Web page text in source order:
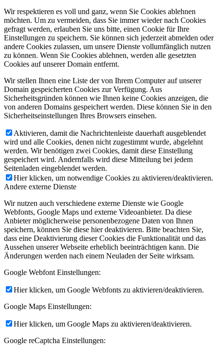
Wir respektieren es voll und ganz, wenn Sie Cookies ablehnen
möchten. Um zu vermeiden, dass Sie immer wieder nach Cookies
gefragt werden, erlauben Sie uns bitte, einen Cookie für Ihre
Einstellungen zu speichern. Sie können sich jederzeit abmelden oder
andere Cookies zulassen, um unsere Dienste vollumfänglich nutzen
zu können. Wenn Sie Cookies ablehnen, werden alle gesetzten
Cookies auf unserer Domain entfernt.
Wir stellen Ihnen eine Liste der von Ihrem Computer auf unserer
Domain gespeicherten Cookies zur Verfügung. Aus
Sicherheitsgründen können wie Ihnen keine Cookies anzeigen, die
von anderen Domains gespeichert werden. Diese können Sie in den
Sicherheitseinstellungen Ihres Browsers einsehen.
Aktivieren, damit die Nachrichtenleiste dauerhaft ausgeblendet
wird und alle Cookies, denen nicht zugestimmt wurde, abgelehnt
werden. Wir benötigen zwei Cookies, damit diese Einstellung
gespeichert wird. Andernfalls wird diese Mitteilung bei jedem
Seitenladen eingeblendet werden.
Hier klicken, um notwendige Cookies zu aktivieren/deaktivieren.
Andere externe Dienste
Wir nutzen auch verschiedene externe Dienste wie Google
Webfonts, Google Maps und externe Videoanbieter. Da diese
Anbieter möglicherweise personenbezogene Daten von Ihnen
speichern, können Sie diese hier deaktivieren. Bitte beachten Sie,
dass eine Deaktivierung dieser Cookies die Funktionalität und das
Aussehen unserer Webseite erheblich beeinträchtigen kann. Die
Änderungen werden nach einem Neuladen der Seite wirksam.
Google Webfont Einstellungen:
Hier klicken, um Google Webfonts zu aktivieren/deaktivieren.
Google Maps Einstellungen:
Hier klicken, um Google Maps zu aktivieren/deaktivieren.
Google reCaptcha Einstellungen: